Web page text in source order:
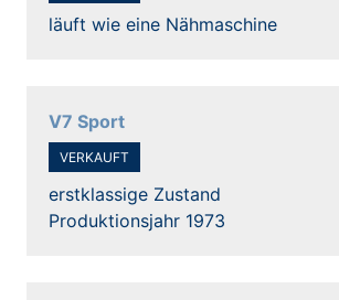
läuft wie eine Nähmaschine
V7 Sport
VERKAUFT
erstklassige Zustand
Produktionsjahr 1973